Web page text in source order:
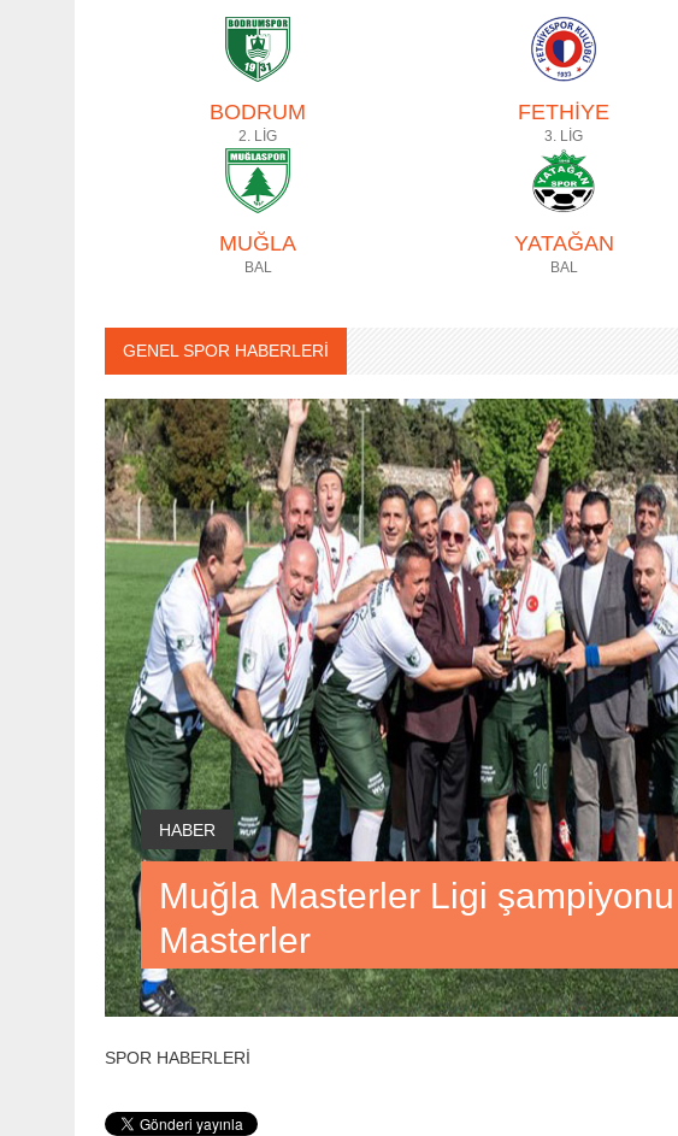
BODRUM
2. LİG
FETHİYE
3. LİG
MUĞLA
BAL
YATAĞAN
BAL
GENEL SPOR HABERLERİ
HABER
Muğla Masterler Ligi şampiyonu
Masterler
SPOR HABERLERİ